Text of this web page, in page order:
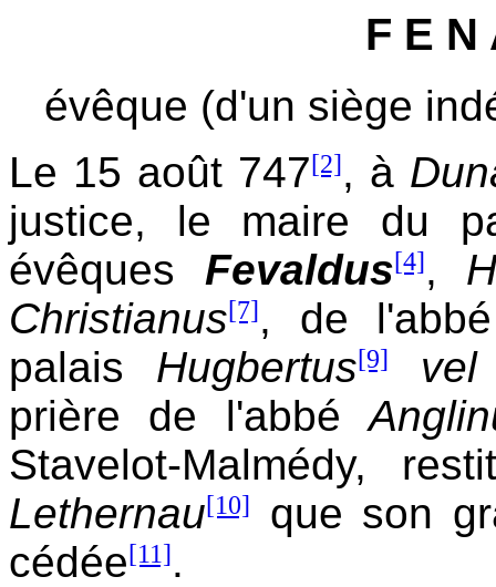
F E N
évêque (d'un siège
Le 15 août 747[2], à
justice, le maire du
évêques Fevaldus[4],
Christianus[7], de
palais Hugbertus[9]
vel
prière de l'abbé
Stavelot-Malmédy,
Lethernau[10]
que son
cédée[11].